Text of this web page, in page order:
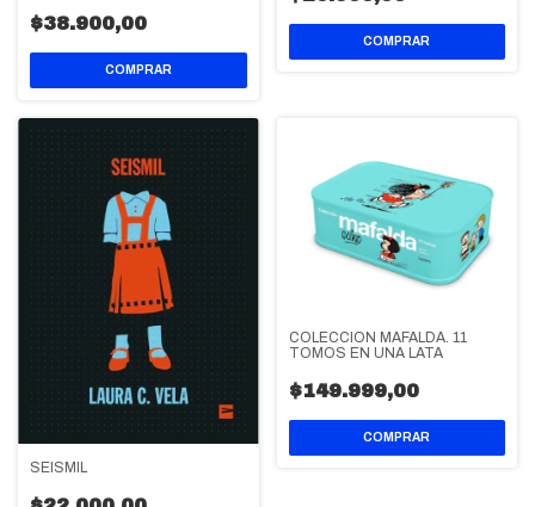
$38.900,00
SEISMIL
COLECCION MAFALDA. 11
TOMOS EN UNA LATA
$149.999,00